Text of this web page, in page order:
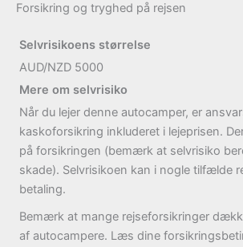
Forsikring og tryghed på rejsen
Selvrisikoens størrelse
AUD/NZD 5000
Mere om selvrisiko
Når du lejer denne autocamper, er
kaskoforsikring inkluderet i lejeprisen.
på forsikringen (bemærk at selvrisiko
skade). Selvrisikoen kan i nogle tilfælde
betaling.
Bemærk at mange rejseforsikringer
af autocampere. Læs dine